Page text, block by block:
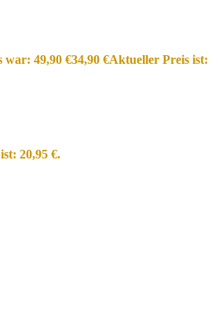
war: 49,90 €34,90 €Aktueller Preis ist:
20,95 €.